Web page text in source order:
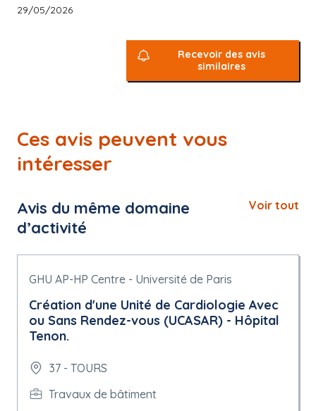
29/05/2026
Recevoir des avis
similaires
Ces avis peuvent vous
intéresser
Avis du même domaine
d’activité
Voir tout
GHU AP-HP Centre - Université de Paris
Création d'une Unité de Cardiologie Avec
ou Sans Rendez-vous (UCASAR) - Hôpital
Tenon.
37 - TOURS
Travaux de bâtiment